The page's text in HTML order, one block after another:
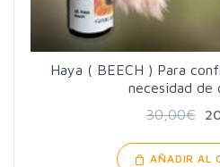
Haya ( BEECH ) Para
necesidad de
30,00€
AÑADIR AL